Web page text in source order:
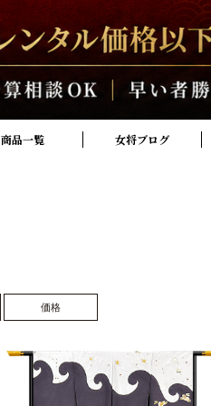
商品一覧 女将ブログ
価格